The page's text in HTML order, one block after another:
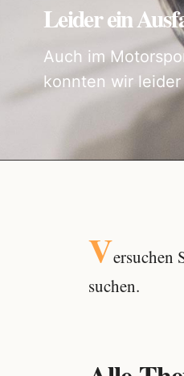
Leider ein
Auch im
konnten wir
Versuchen
suchen.